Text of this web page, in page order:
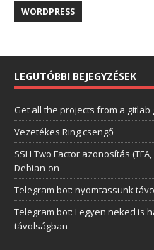
WORDPRESS
LEGUTÓBBI BEJEGYZÉSEK
Get all the projects from a gitlab
Vezetékes Ring csengő
SSH Two Factor azonosítás
Debian-on
Telegram bot: nyomtassunk
Telegram bot: Legyen neked is
távolságban